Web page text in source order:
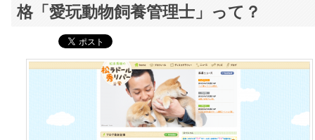
格「愛玩動物飼養管理士」って？